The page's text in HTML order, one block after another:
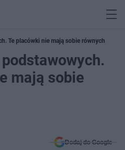
Te placówki nie mają sobie równych
mają sobie
Dodaj do Google